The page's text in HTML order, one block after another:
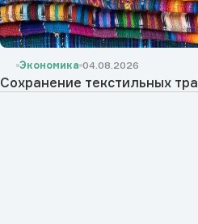
Экономика 04.08.2026
Сохранение текстильных